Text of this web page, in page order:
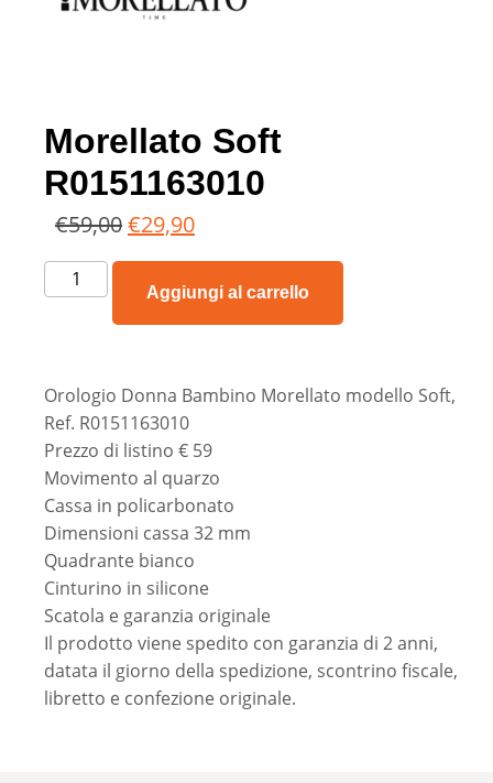
Morellato Soft
R0151163010
€59,00€29,90
Aggiungi al carrello
Orologio Donna Bambino Morellato modello Soft,
Ref. R0151163010
Prezzo di listino € 59
Movimento al quarzo
Cassa in policarbonato
Dimensioni cassa 32 mm
Quadrante bianco
Cinturino in silicone
Scatola e garanzia originale
Il prodotto viene spedito con garanzia di 2 anni,
datata il giorno della spedizione, scontrino fiscale,
libretto e confezione originale.